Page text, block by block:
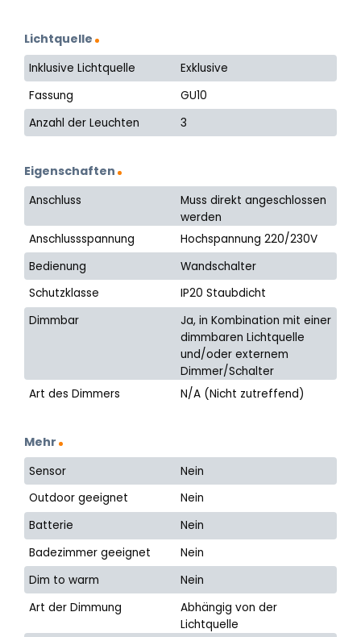
Lichtquelle
Inklusive Lichtquelle
Exklusive
Fassung
GU10
Anzahl der Leuchten
3
Eigenschaften
Anschluss
Muss direkt angeschlossen
werden
Anschlussspannung
Hochspannung 220/230V
Bedienung
Wandschalter
Schutzklasse
IP20 Staubdicht
Dimmbar
Ja, in Kombination mit einer
dimmbaren Lichtquelle
und/oder externem
Dimmer/Schalter
Art des Dimmers
N/A (Nicht zutreffend)
Mehr
Sensor
Nein
Outdoor geeignet
Nein
Batterie
Nein
Badezimmer geeignet
Nein
Dim to warm
Nein
Art der Dimmung
Abhängig von der
Lichtquelle